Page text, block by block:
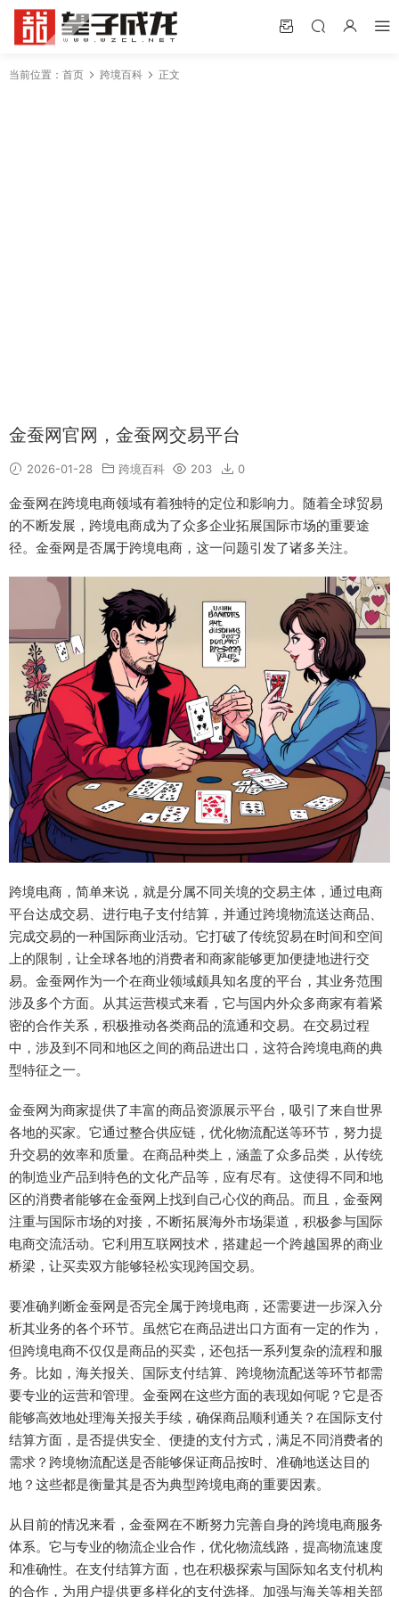
当前位置： 首页 跨境百科 正文
金蚕网官网，金蚕网交易平台
2026-01-28 跨境百科 203 0
金蚕网在跨境电商领域有着独特的定位和影响力。随着全球贸易
的不断发展，跨境电商成为了众多企业拓展国际市场的重要途
径。金蚕网是否属于跨境电商，这一问题引发了诸多关注。
跨境电商，简单来说，就是分属不同关境的交易主体，通过电商
平台达成交易、进行电子支付结算，并通过跨境物流送达商品、
完成交易的一种国际商业活动。它打破了传统贸易在时间和空间
上的限制，让全球各地的消费者和商家能够更加便捷地进行交
易。金蚕网作为一个在商业领域颇具知名度的平台，其业务范围
涉及多个方面。从其运营模式来看，它与国内外众多商家有着紧
密的合作关系，积极推动各类商品的流通和交易。在交易过程
中，涉及到不同和地区之间的商品进出口，这符合跨境电商的典
型特征之一。
金蚕网为商家提供了丰富的商品资源展示平台，吸引了来自世界
各地的买家。它通过整合供应链，优化物流配送等环节，努力提
升交易的效率和质量。在商品种类上，涵盖了众多品类，从传统
的制造业产品到特色的文化产品等，应有尽有。这使得不同和地
区的消费者能够在金蚕网上找到自己心仪的商品。而且，金蚕网
注重与国际市场的对接，不断拓展海外市场渠道，积极参与国际
电商交流活动。它利用互联网技术，搭建起一个跨越国界的商业
桥梁，让买卖双方能够轻松实现跨国交易。
要准确判断金蚕网是否完全属于跨境电商，还需要进一步深入分
析其业务的各个环节。虽然它在商品进出口方面有一定的作为，
但跨境电商不仅仅是商品的买卖，还包括一系列复杂的流程和服
务。比如，海关报关、国际支付结算、跨境物流配送等环节都需
要专业的运营和管理。金蚕网在这些方面的表现如何呢？它是否
能够高效地处理海关报关手续，确保商品顺利通关？在国际支付
结算方面，是否提供安全、便捷的支付方式，满足不同消费者的
需求？跨境物流配送是否能够保证商品按时、准确地送达目的
地？这些都是衡量其是否为典型跨境电商的重要因素。
从目前的情况来看，金蚕网在不断努力完善自身的跨境电商服务
体系。它与专业的物流企业合作，优化物流线路，提高物流速度
和准确性。在支付结算方面，也在积极探索与国际知名支付机构
的合作，为用户提供更多样化的支付选择。加强与海关等相关部